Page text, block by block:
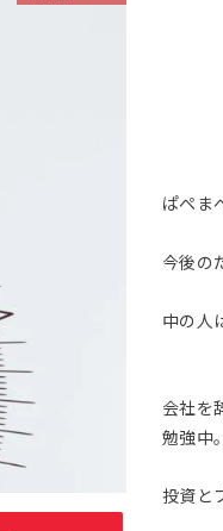
ぱぺま
今後の
中の人
会社を
勉強中。
投資と